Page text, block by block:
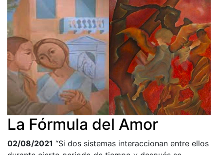
La Fórmula del Amor
02/08/2021 “Si dos sistemas interaccionan entre ellos